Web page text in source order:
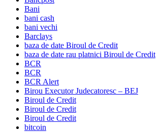
Bani
bani cash
bani vechi
Barclays
baza de date Biroul de Credit
baza de date rau platnici Biroul de Credit
BCR
BCR
BCR Alert
Birou Executor Judecatoresc – BEJ
Biroul de Credit
Biroul de Credit
Biroul de Credit
bitcoin